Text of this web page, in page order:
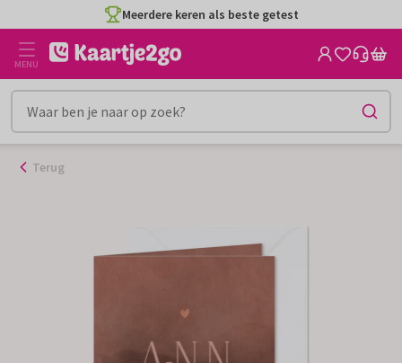
naar
inhoud
Meerdere keren als beste getest
MENU
Terug